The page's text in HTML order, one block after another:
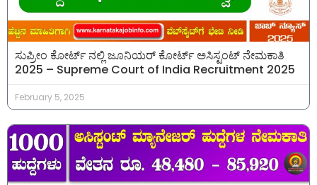
ಸುಪ್ರೀಂ ಕೋರ್ಟ್ ನಲ್ಲಿ ಜೂನಿಯರ್ ಕೋರ್ಟ್ ಅಸಿಸ್ಟಂಟ್ ನೇಮಕಾತಿ
2025 – Supreme Court of India Recruitment 2025
February 5, 2025